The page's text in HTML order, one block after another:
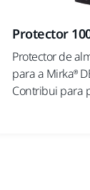
Protector
Protector de
para a Mirka®
Contribui para